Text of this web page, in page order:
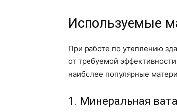
Используемые
При работе по утеплению
от требуемой
наиболее популярные
1. Минеральная вата